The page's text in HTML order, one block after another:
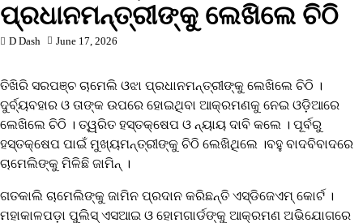
ପ୍ରଧାନମନ୍ତ୍ରୀଙ୍କୁ ଲେଖିଲେ ଚିଠି
D Dash June 17, 2026
ତିଖିରି ସରପଞ୍ଚ ଚାମେଲି ଓଝା ପ୍ରଧାନମନ୍ତ୍ରୀଙ୍କୁ ଲେଖିଲେ ଚିଠି ।
ଦୁର୍ବ୍ୟବହାର ଓ ତାଙ୍କ ଉପରେ ହୋଇଥିବା ଆକ୍ରମଣକୁ ନେଇ ଓଡ଼ିଆରେ
ଲେଖିଲେ ଚିଠି । ତ୍ୱରିତ ହସ୍ତକ୍ଷେପ ଓ ନ୍ୟାୟ ଦାବି କଲେ । ପୂର୍ବରୁ
ହସ୍ତକ୍ଷେପ ପାଇଁ ମୁଖ୍ୟମନ୍ତ୍ରୀଙ୍କୁ ଚିଠି ଲେଖିଥିଲେ ।ବହୁ ବାଦବିବାଦରେ
ଚାମେଲିଙ୍କୁ ମିଳିଛି ଜାମିନ୍ ।
ଗତକାଲି ଚାମେଲିଙ୍କୁ ଜାମିନ ପ୍ରଦାନ କରିଛନ୍ତି ଏସ୍‌ଡିଜେଏମ୍ କୋର୍ଟ ।
ମହାକାଳପଡ଼ା ପୁଲିସ୍‌ ଏସଆଇ ଓ ହୋମଗାର୍ଡଙ୍କୁ ଆକ୍ରମଣ ଅଭିଯୋଗରେ